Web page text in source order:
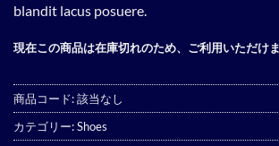
blandit lacus posuere.
現在この商品は在庫切れのため、ご利用いただけま
商品コード:該当なし
カテゴリー:Shoes